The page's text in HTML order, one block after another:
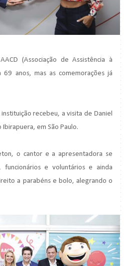
(Associação de Assistência à
69 anos, mas as comemorações já
recebeu, a visita de Daniel
Ibirapuera, em São Paulo.
o cantor e a apresentadora se
funcionários e voluntários e ainda
a parabéns e bolo, alegrando o